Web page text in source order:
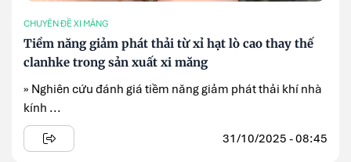
CHUYÊN ĐỀ XI MĂNG
Tiềm năng giảm phát thải từ xỉ hạt lò cao thay thế
clanhke trong sản xuất xi măng
» Nghiên cứu đánh giá tiềm năng giảm phát thải khí nhà
kính ...
31/10/2025 - 08:45